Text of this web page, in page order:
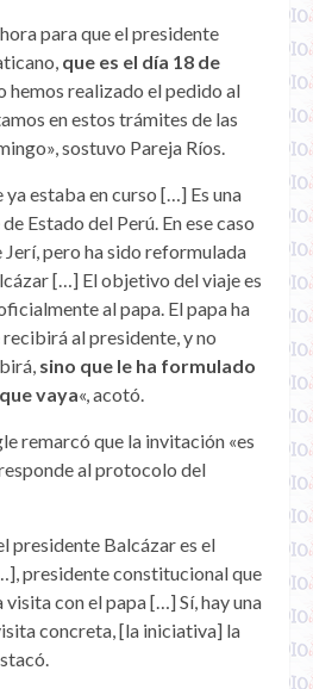
para que el presidente
que es el día 18 de
hemos realizado el pedido al
en estos trámites de las
sostuvo Pareja Ríos.
ya estaba en curso […] Es una
Estado del Perú. En ese caso
pero ha sido reformulada
[…] El objetivo del viaje es
al papa. El papa ha
al presidente, y no
sino que le ha formulado
vaya«, acotó.
remarcó que la invitación «es
al protocolo del
presidente Balcázar es el
presidente constitucional que
con el papa […] Sí, hay una
concreta, [la iniciativa] la